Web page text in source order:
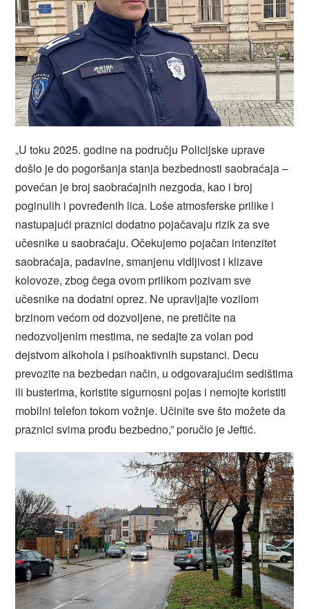
„U toku 2025. godine na području Policijske uprave
došlo je do pogoršanja stanja bezbednosti saobraćaja –
povećan je broj saobraćajnih nezgoda, kao i broj
poginulih i povređenih lica. Loše atmosferske prilike i
nastupajući praznici dodatno pojačavaju rizik za sve
učesnike u saobraćaju. Očekujemo pojačan intenzitet
saobraćaja, padavine, smanjenu vidljivost i klizave
kolovoze, zbog čega ovom prilikom pozivam sve
učesnike na dodatni oprez. Ne upravljajte vozilom
brzinom većom od dozvoljene, ne pretičite na
nedozvoljenim mestima, ne sedajte za volan pod
dejstvom alkohola i psihoaktivnih supstanci. Decu
prevozite na bezbedan način, u odgovarajućim sedištima
ili busterima, koristite sigurnosni pojas i nemojte koristiti
mobilni telefon tokom vožnje. Učinite sve što možete da
praznici svima prođu bezbedno,” poručio je Jeftić.